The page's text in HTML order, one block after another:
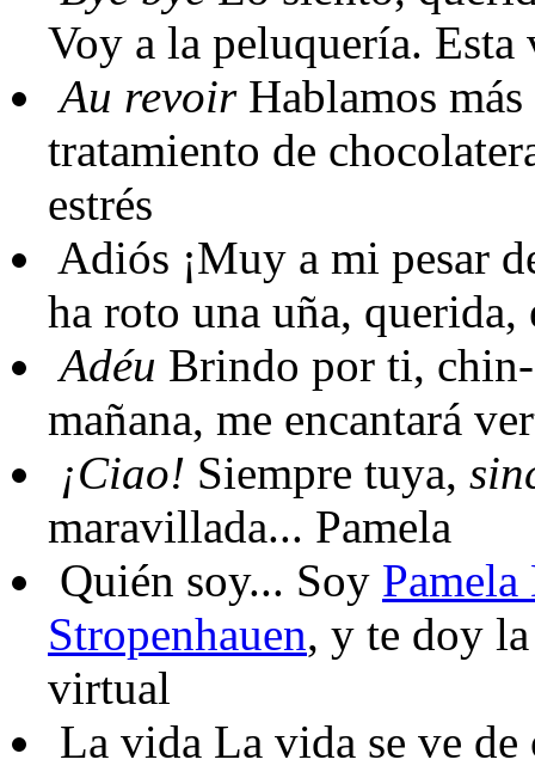
Voy a la peluquería.
Au revoirHablamos más
tratamiento de
estrés
Adiós ¡Muy a mi pesar
ha roto una uña, querida,
Adéu Brindo por ti,
mañana, me encantará
¡Ciao! Siempre tuya,
maravillada... Pamela
Quién soy... Soy
Stropenhauen, y te doy
virtual
La vida La vida se ve